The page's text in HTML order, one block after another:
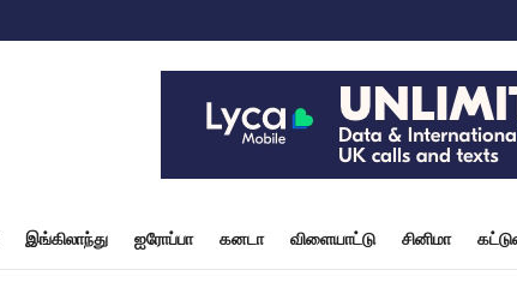
இங்கிலாந்து ஐரோப்பா கனடா விளையாட்டு சினிமா